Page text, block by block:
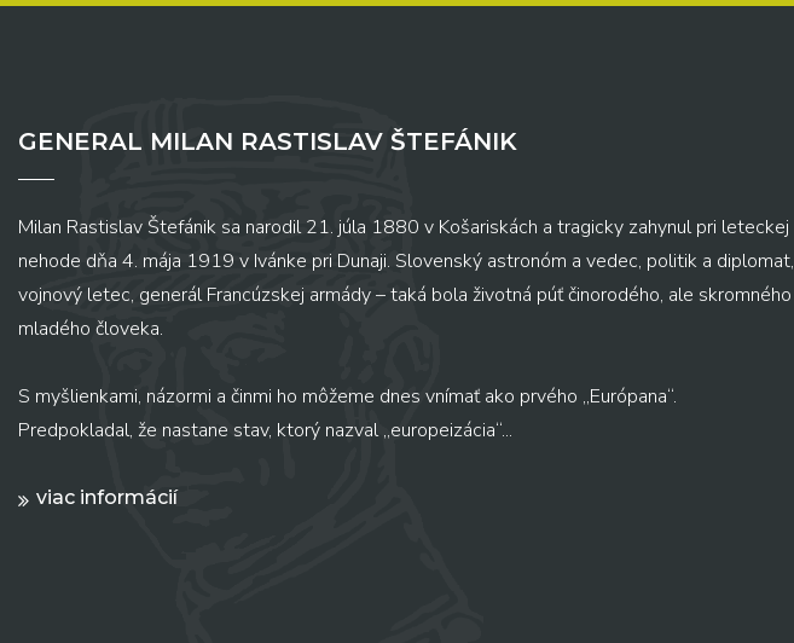
GENERAL MILAN RASTISLAV ŠTEFÁNIK
Milan Rastislav Štefánik sa narodil 21. júla 1880 v Košariskách a tragicky zahynul pri leteckej
nehode dňa 4. mája 1919 v Ivánke pri Dunaji. Slovenský astronóm a vedec, politik a diplomat,
vojnový letec, generál Francúzskej armády – taká bola životná púť činorodého, ale skromného
mladého človeka.
S myšlienkami, názormi a činmi ho môžeme dnes vnímať ako prvého „Európana“.
Predpokladal, že nastane stav, ktorý nazval „europeizácia“...
viac informácií